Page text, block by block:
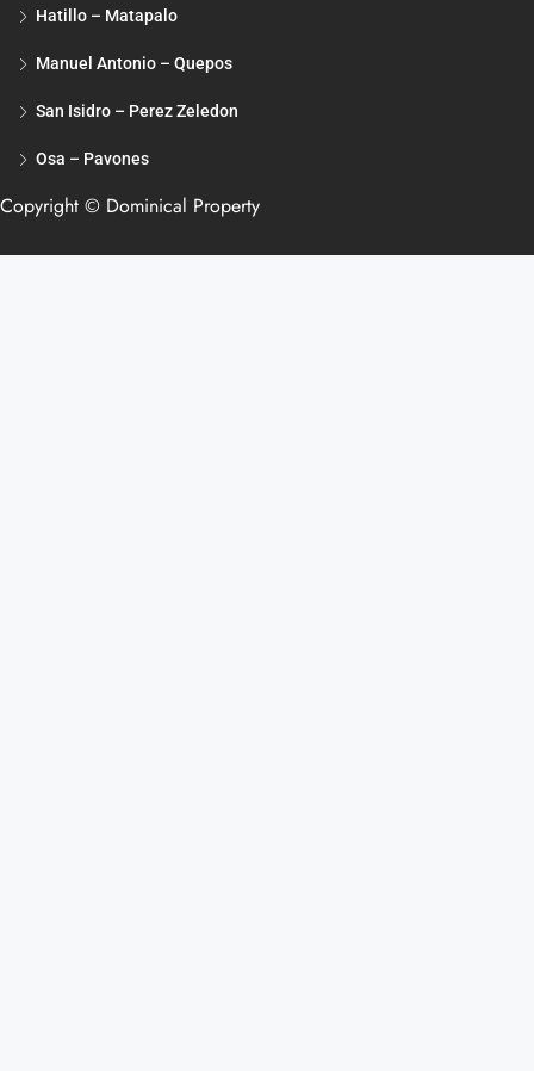
Hatillo – Matapalo
Manuel Antonio – Quepos
San Isidro – Perez Zeledon
Osa – Pavones
Copyright © Dominical Property